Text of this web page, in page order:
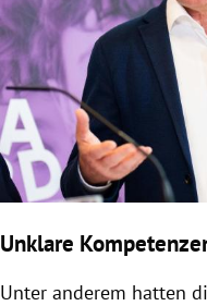
Unklare
Unter anderem hatten